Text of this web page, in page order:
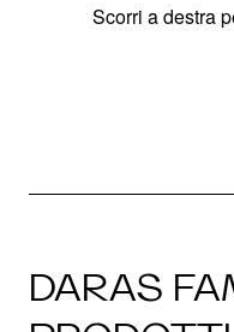
Scorri a destra
DARAS